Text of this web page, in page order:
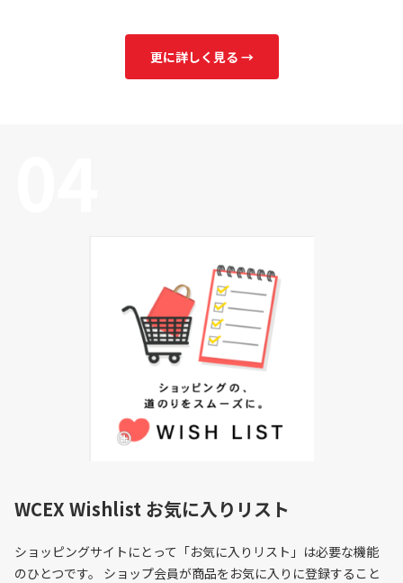
更に詳しく見る →
WCEX Wishlist お気に入りリスト
ショッピングサイトにとって「お気に入りリスト」は必要な機能
のひとつです。 ショップ会員が商品をお気に入りに登録すること